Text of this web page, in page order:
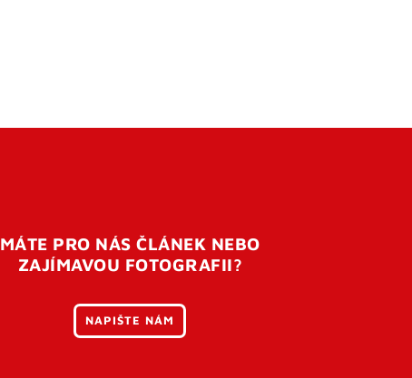
MÁTE PRO NÁS ČLÁNEK NEBO
ZAJÍMAVOU FOTOGRAFII?
NAPIŠTE NÁM